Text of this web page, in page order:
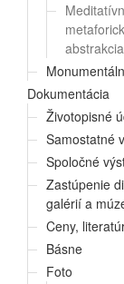
Dokumentácia
Životopisné
Samostatné
Spoločné
Zastúpenie
galérií a
Ceny,
Básne
Foto